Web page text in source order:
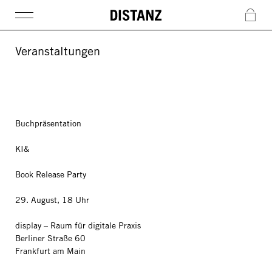
c
Veranstaltungen
Buchpräsentation
KI&
Book Release Party
29. August, 18 Uhr
display – Raum für digitale Praxis
Berliner Straße 60
Frankfurt am Main